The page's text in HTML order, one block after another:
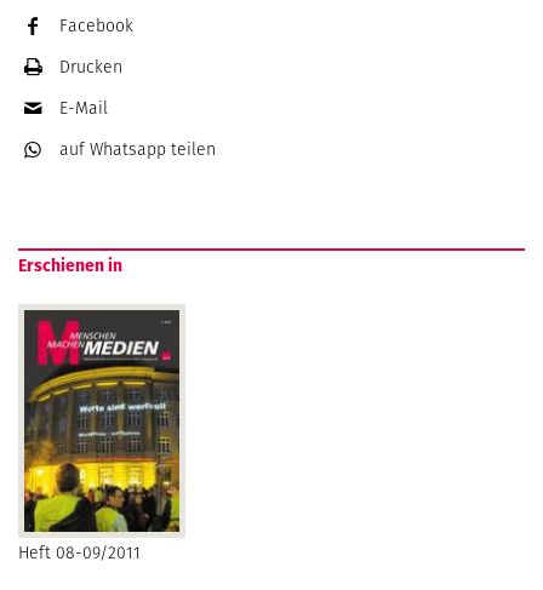
Facebook
Drucken
E-Mail
auf Whatsapp teilen
Erschienen in
Heft 08-09/2011